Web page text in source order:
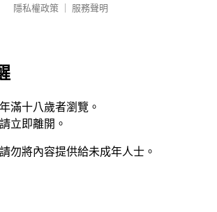
隱私權政策
服務聲明
滿十八歲者瀏覽。
立即離開。
勿將內容提供給未成年人士。